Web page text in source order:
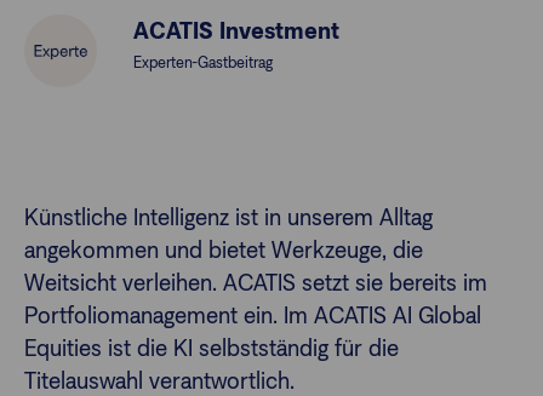
Finanzberatende
Kontakt
Login
ACATIS Investment
Experten-Gastbeitrag
Künstliche Intelligenz ist in unserem Alltag
angekommen und bietet Werkzeuge, die
Weitsicht verleihen. ACATIS setzt sie bereits im
Portfoliomanagement ein. Im ACATIS AI Global
Equities ist die KI selbstständig für die
Titelauswahl verantwortlich.